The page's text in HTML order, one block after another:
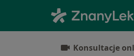
Konsultacje